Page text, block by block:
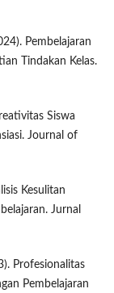
Pembelajaran
Tindakan Kelas.
Siswa
Journal of
Kesulitan
Jurnal
Profesionalitas
Pembelajaran